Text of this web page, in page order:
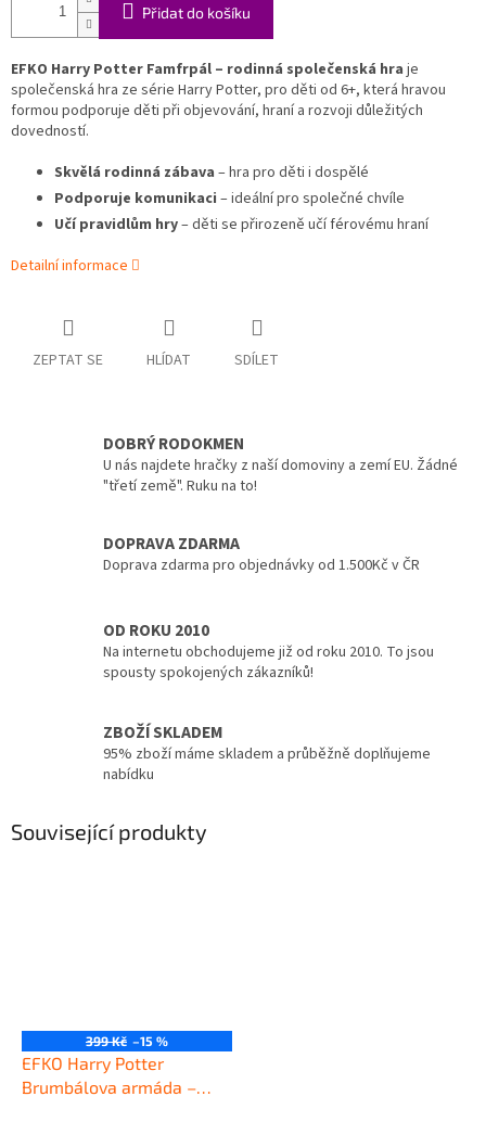
Přidat do košíku
EFKO Harry Potter Famfrpál – rodinná společenská hra je
společenská hra ze série Harry Potter, pro děti od 6+, která hravou
formou podporuje děti při objevování, hraní a rozvoji důležitých
dovedností.
Skvělá rodinná zábava – hra pro děti i dospělé
Podporuje komunikaci – ideální pro společné chvíle
Učí pravidlům hry– děti se přirozeně učí férovému hraní
Detailní informace
ZEPTAT SE HLÍDAT SDÍLET
DOBRÝ RODOKMEN
U nás najdete hračky z naší domoviny a zemí EU. Žádné
"třetí země". Ruku na to!
DOPRAVA ZDARMA
Doprava zdarma pro objednávky od 1.500Kč v ČR
OD ROKU 2010
Na internetu obchodujeme již od roku 2010. To jsou
spousty spokojených zákazníků!
ZBOŽÍ SKLADEM
95% zboží máme skladem a průběžně doplňujeme
nabídku
Související produkty
399 Kč –15 %
EFKO Harry Potter
Brumbálova armáda –